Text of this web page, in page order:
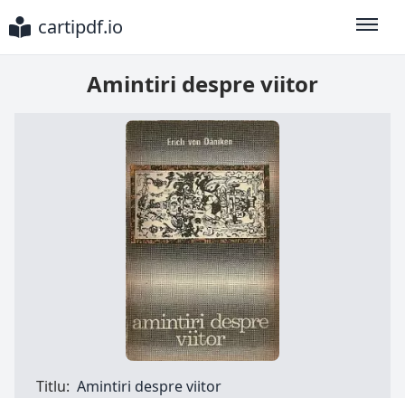
cartipdf.io
Amintiri despre viitor
Titlu: Amintiri despre viitor